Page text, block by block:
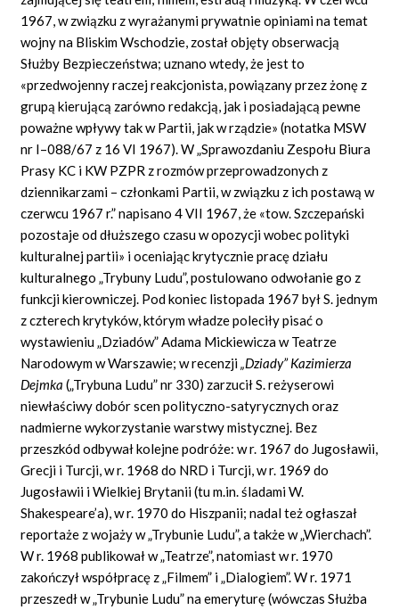
1967, w związku z wyrażanymi prywatnie opiniami na temat
wojny na Bliskim Wschodzie, został objęty obserwacją
Służby Bezpieczeństwa; uznano wtedy, że jest to
«przedwojenny raczej reakcjonista, powiązany przez żonę z
grupą kierującą zarówno redakcją, jak i posiadającą pewne
poważne wpływy tak w Partii, jak w rządzie» (notatka MSW
nr I–088/67 z 16 VI 1967). W „Sprawozdaniu Zespołu Biura
Prasy KC i KW PZPR z rozmów przeprowadzonych z
dziennikarzami – członkami Partii, w związku z ich postawą w
czerwcu 1967 r.” napisano 4 VII 1967, że «tow. Szczepański
pozostaje od dłuższego czasu w opozycji wobec polityki
kulturalnej partii» i oceniając krytycznie pracę działu
kulturalnego „Trybuny Ludu”, postulowano odwołanie go z
funkcji kierowniczej. Pod koniec listopada 1967 był S. jednym
z czterech krytyków, którym władze poleciły pisać o
wystawieniu „Dziadów” Adama Mickiewicza w Teatrze
Narodowym w Warszawie; w recenzji„Dziady” Kazimierza
Dejmka („Trybuna Ludu” nr 330) zarzucił S. reżyserowi
niewłaściwy dobór scen polityczno-satyrycznych oraz
nadmierne wykorzystanie warstwy mistycznej. Bez
przeszkód odbywał kolejne podróże: w r. 1967 do Jugosławii,
Grecji i Turcji, w r. 1968 do NRD i Turcji, w r. 1969 do
Jugosławii i Wielkiej Brytanii (tu m.in. śladami W.
Shakespeare’a), w r. 1970 do Hiszpanii; nadal też ogłaszał
reportaże z wojaży w „Trybunie Ludu”, a także w „Wierchach”.
W r. 1968 publikował w „Teatrze”, natomiast w r. 1970
zakończył współpracę z „Filmem” i „Dialogiem”. W r. 1971
przeszedł w „Trybunie Ludu” na emeryturę (wówczas Służba